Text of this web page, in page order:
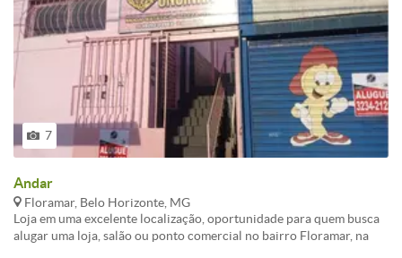
7
Andar
Floramar, Belo Horizonte, MG
Loja em uma excelente localização, oportunidade para quem busca
alugar uma loja, salão ou ponto comercial no bairro Floramar, na